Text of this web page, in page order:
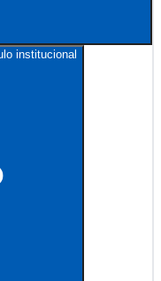
institucional